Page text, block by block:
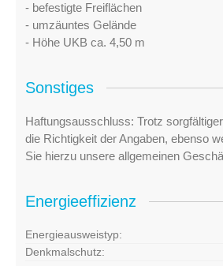
- befestigte Freiflächen
- umzäuntes Gelände
- Höhe UKB ca. 4,50 m
Sonstiges
Haftungsausschluss: Trotz
die Richtigkeit der Angaben, ebenso
Sie hierzu unsere allgemeinen
Energieeffizienz
Energieausweistyp:
Denkmalschutz: